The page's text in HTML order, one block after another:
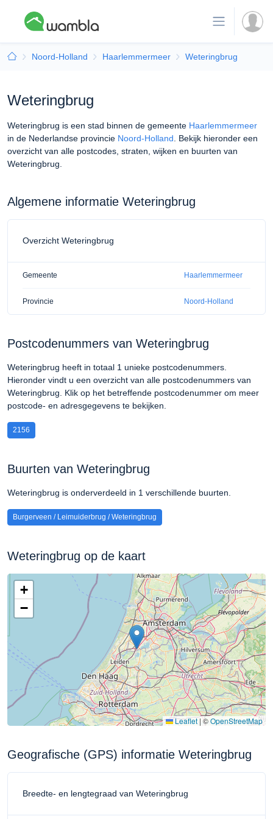
Noord-Holland Haarlemmermeer Weteringbrug
Weteringbrug
Weteringbrug is een stad binnen de gemeente Haarlemmermeer
in de Nederlandse provincie Noord-Holland . Bekijk hieronder een
overzicht van alle postcodes, straten, wijken en buurten van
Weteringbrug.
Algemene informatie Weteringbrug
Overzicht Weteringbrug
Gemeente Haarlemmermeer
Provincie Noord-Holland
Postcodenummers van Weteringbrug
Weteringbrug heeft in totaal 1 unieke postcodenummers.
Hieronder vindt u een overzicht van alle postcodenummers van
Weteringbrug. Klik op het betreffende postcodenummer om meer
postcode- en adresgegevens te bekijken.
2156
Buurten van Weteringbrug
Weteringbrug is onderverdeeld in 1 verschillende buurten.
Burgerveen / Leimuiderbrug / Weteringbrug
Weteringbrug op de kaart
+
−
Leaflet|©OpenStreetMap
Geografische (GPS) informatie Weteringbrug
Breedte- en lengtegraad van Weteringbrug